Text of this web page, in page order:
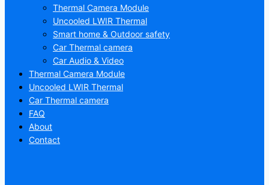
Thermal Camera Module
Uncooled LWIR Thermal
Smart home & Outdoor safety
Car Thermal camera
Car Audio & Video
Thermal Camera Module
Uncooled LWIR Thermal
Car Thermal camera
FAQ
About
Contact